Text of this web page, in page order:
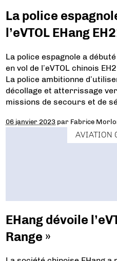
La police
l’eVTOL EHang
La police espagnole a
en vol de l’eVTOL chinois
La police ambitionne
décollage et atterrissage
missions de secours et de
06 janvier 2023 par Fabrice
AVIATION
EHang dévoile
Range »